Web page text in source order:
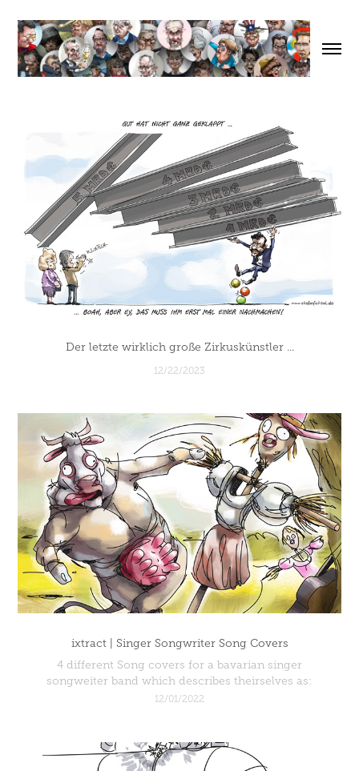
Der letzte wirklich große Zirkuskünstler ...
12/22/2023
ixtract | Singer Songwriter Song Covers
4 different Song covers for a bavarian singer
songweiter band which describes theirselves as:
12/01/2022